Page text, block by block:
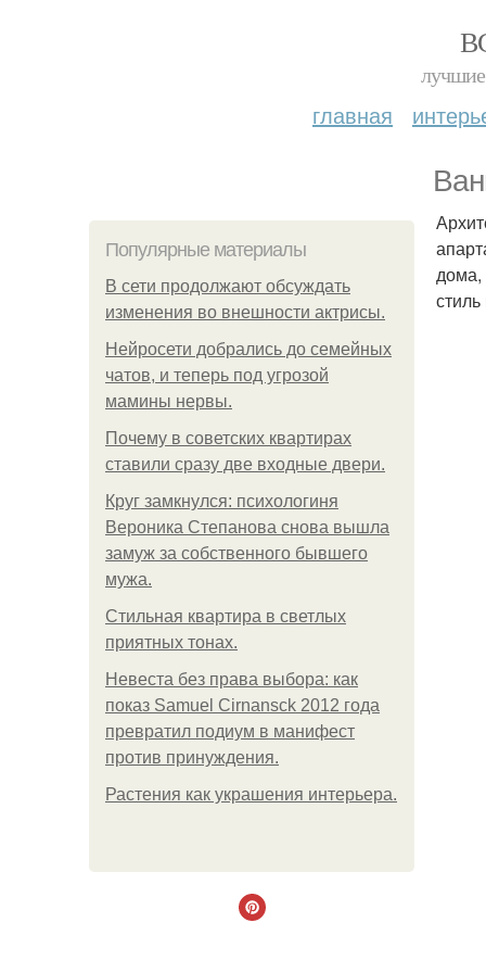
лучшие
главная
Популярные материалы
В сети продолжают обсуждать
изменения во внешности актрисы.
Нейросети добрались до семейных
чатов, и теперь под угрозой
мамины нервы.
Почему в советских квартирах
ставили сразу две входные двери.
Круг замкнулся: психологиня
Вероника Степанова снова вышла
замуж за собственного бывшего
мужа.
Стильная квартира в светлых
приятных тонах.
Невеста без права выбора: как
показ Samuel Cirnansck 2012 года
превратил подиум в манифест
против принуждения.
Растения как украшения интерьера.
дома,